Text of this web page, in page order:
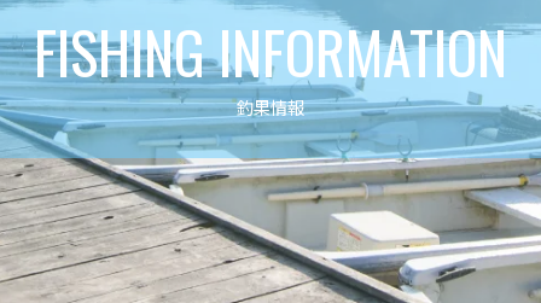
FISHING INFORMATION
釣果情報